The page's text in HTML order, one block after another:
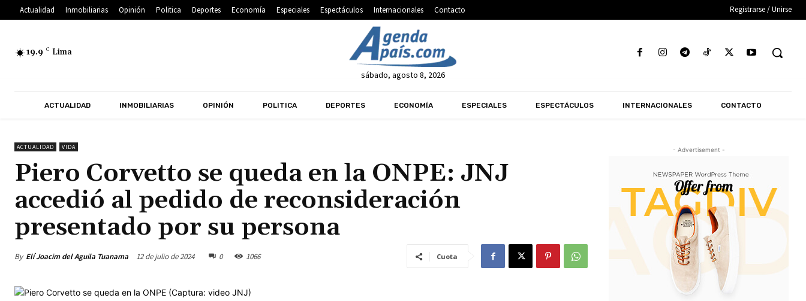
Actualidad Inmobiliarias Opinión Politica Deportes Economía Especiales Espectáculos Internacionales Contacto Registrarse / Unirse
19.9 C Lima
sábado, agosto 8, 2026
ACTUALIDAD INMOBILIARIAS OPINIÓN POLITICA DEPORTES ECONOMÍA ESPECIALES ESPECTÁCULOS INTERNACIONALES CONTACTO
ACTUALIDAD VIDA
Piero Corvetto se queda en la ONPE: JNJ
accedió al pedido de reconsideración
presentado por su persona
By Elí Joacim del Aguila Tuanama 12 de julio de 2024 0 1066 Cuota
- Advertisement -